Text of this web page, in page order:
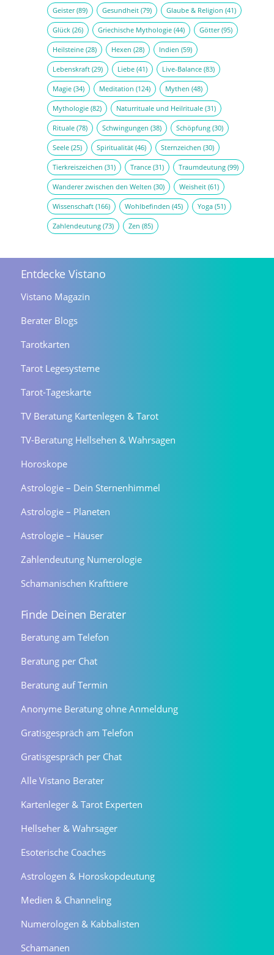
Geister(89) Gesundheit(79) Glaube & Religion (41)
Glück(26) Griechische Mythologie(44) Götter(95)
Heilsteine(28) Hexen (28) Indien (59)
Lebenskraft(29) Liebe(41) Live-Balance(83)
Magie(34) Meditation (124) Mythen (48)
Mythologie(82) Naturrituale und Heilrituale(31)
Rituale(78) Schwingungen (38) Schöpfung(30)
Seele(25) Spiritualität(46) Sternzeichen (30)
Tierkreiszeichen (31) Trance(31) Traumdeutung(99)
Wanderer zwischen den Welten (30) Weisheit(61)
Wissenschaft(166) Wohlbefinden (45) Yoga(51)
Zahlendeutung(73) Zen (85)
Entdecke Vistano
Vistano Magazin
Berater Blogs
Tarotkarten
Tarot Legesysteme
Tarot-Tageskarte
TV Beratung Kartenlegen & Tarot
TV-Beratung Hellsehen & Wahrsagen
Horoskope
Astrologie – Dein Sternenhimmel
Astrologie – Planeten
Astrologie – Häuser
Zahlendeutung Numerologie
Schamanischen Krafttiere
Finde Deinen Berater
Beratung am Telefon
Beratung per Chat
Beratung auf Termin
Anonyme Beratung ohne Anmeldung
Gratisgespräch am Telefon
Gratisgespräch per Chat
Alle Vistano Berater
Kartenleger & Tarot Experten
Hellseher & Wahrsager
Esoterische Coaches
Astrologen & Horoskopdeutung
Medien & Channeling
Numerologen & Kabbalisten
Schamanen